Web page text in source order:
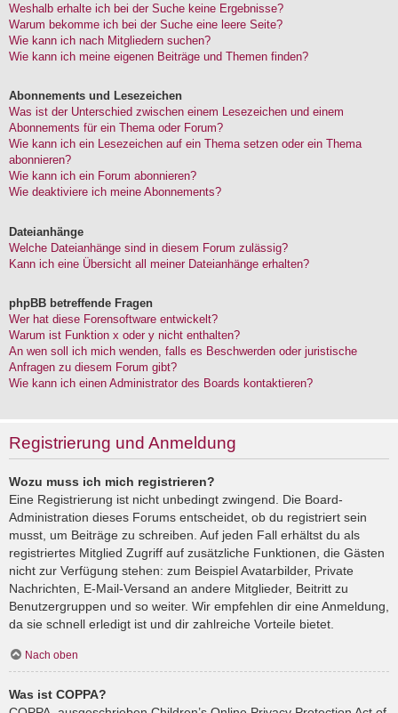
Weshalb erhalte ich bei der Suche keine Ergebnisse?
Warum bekomme ich bei der Suche eine leere Seite?
Wie kann ich nach Mitgliedern suchen?
Wie kann ich meine eigenen Beiträge und Themen finden?
Abonnements und Lesezeichen
Was ist der Unterschied zwischen einem Lesezeichen und einem
Abonnements für ein Thema oder Forum?
Wie kann ich ein Lesezeichen auf ein Thema setzen oder ein Thema
abonnieren?
Wie kann ich ein Forum abonnieren?
Wie deaktiviere ich meine Abonnements?
Dateianhänge
Welche Dateianhänge sind in diesem Forum zulässig?
Kann ich eine Übersicht all meiner Dateianhänge erhalten?
phpBB betreffende Fragen
Wer hat diese Forensoftware entwickelt?
Warum ist Funktion x oder y nicht enthalten?
An wen soll ich mich wenden, falls es Beschwerden oder juristische
Anfragen zu diesem Forum gibt?
Wie kann ich einen Administrator des Boards kontaktieren?
Registrierung und Anmeldung
Wozu muss ich mich registrieren?
Eine Registrierung ist nicht unbedingt zwingend. Die Board-
Administration dieses Forums entscheidet, ob du registriert sein
musst, um Beiträge zu schreiben. Auf jeden Fall erhältst du als
registriertes Mitglied Zugriff auf zusätzliche Funktionen, die Gästen
nicht zur Verfügung stehen: zum Beispiel Avatarbilder, Private
Nachrichten, E-Mail-Versand an andere Mitglieder, Beitritt zu
Benutzergruppen und so weiter. Wir empfehlen dir eine Anmeldung,
da sie schnell erledigt ist und dir zahlreiche Vorteile bietet.
Nach oben
Was ist COPPA?